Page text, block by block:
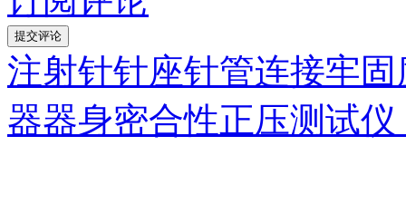
注射针针座针管连接牢
器器身密合性正压测试